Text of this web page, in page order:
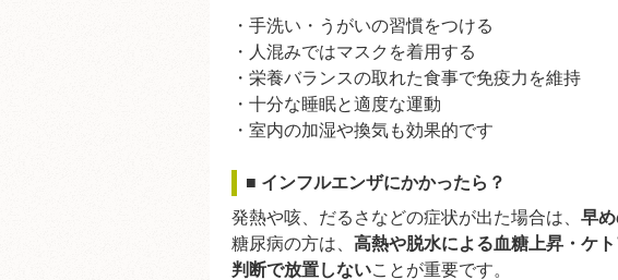
・手洗い・うがいの習慣をつける
・人混みではマスクを着用する
・栄養バランスの取れた食事で免疫力を維持
・十分な睡眠と適度な運動
・室内の加湿や換気も効果的です
■ インフルエンザにかかったら？
発熱や咳、だるさなどの症状が出た場合は、 早
糖尿病の方は、 高熱や脱水による血糖上昇・ケ
判断で放置しないことが重要です。